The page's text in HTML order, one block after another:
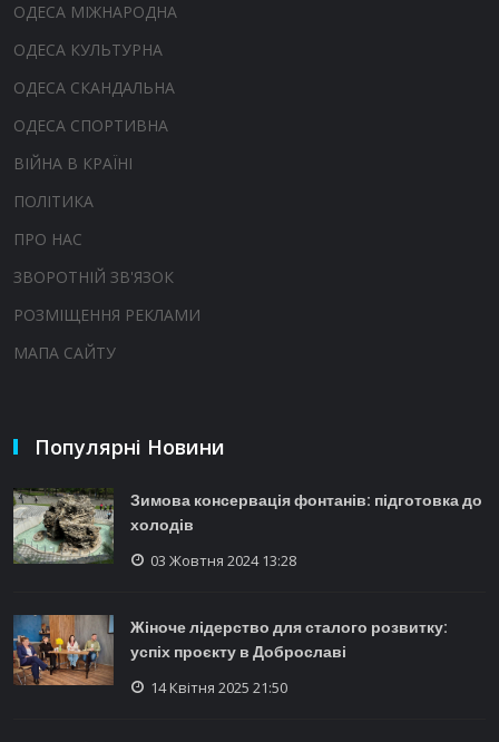
ОДЕСА МІЖНАРОДНА
ОДЕСА КУЛЬТУРНА
ОДЕСА СКАНДАЛЬНА
ОДЕСА СПОРТИВНА
ВІЙНА В КРАЇНІ
ПОЛІТИКА
ПРО НАС
ЗВОРОТНІЙ ЗВ'ЯЗОК
РОЗМІЩЕННЯ РЕКЛАМИ
МАПА САЙТУ
Популярні Новини
Зимова консервація фонтанів: підготовка до
холодів
03 Жовтня 2024 13:28
Жіноче лідерство для сталого розвитку:
успіх проєкту в Доброславі
14 Квітня 2025 21:50